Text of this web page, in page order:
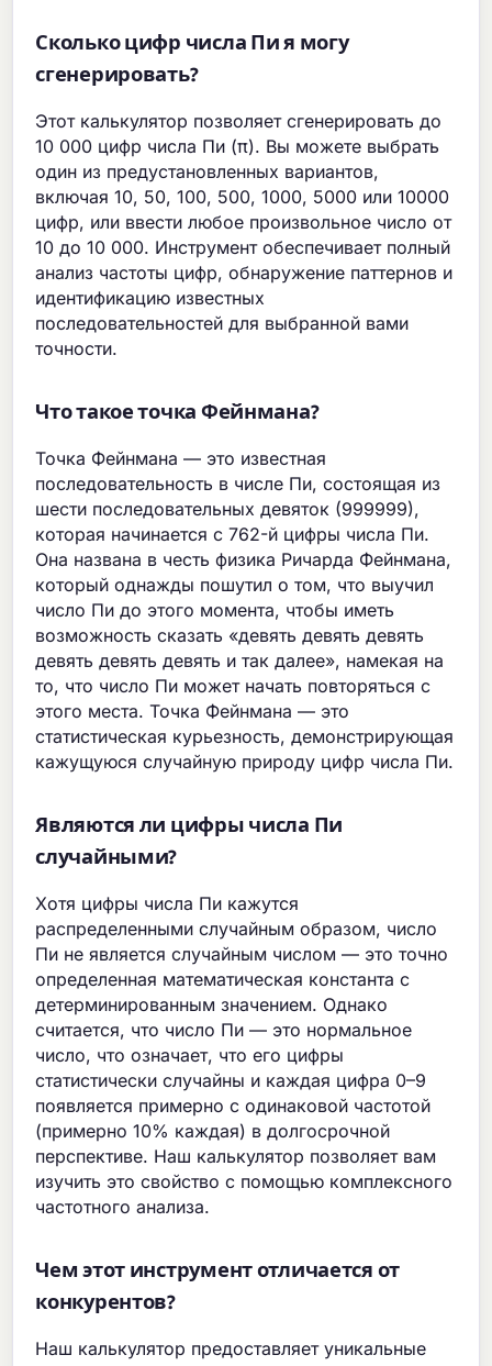
Сколько цифр числа Пи я могу
сгенерировать?
Этот калькулятор позволяет сгенерировать до
10 000 цифр числа Пи (π). Вы можете выбрать
один из предустановленных вариантов,
включая 10, 50, 100, 500, 1000, 5000 или 10000
цифр, или ввести любое произвольное число от
10 до 10 000. Инструмент обеспечивает полный
анализ частоты цифр, обнаружение паттернов и
идентификацию известных
последовательностей для выбранной вами
точности.
Что такое точка Фейнмана?
Точка Фейнмана — это известная
последовательность в числе Пи, состоящая из
шести последовательных девяток (999999),
которая начинается с 762-й цифры числа Пи.
Она названа в честь физика Ричарда Фейнмана,
который однажды пошутил о том, что выучил
число Пи до этого момента, чтобы иметь
возможность сказать «девять девять девять
девять девять девять и так далее», намекая на
то, что число Пи может начать повторяться с
этого места. Точка Фейнмана — это
статистическая курьезность, демонстрирующая
кажущуюся случайную природу цифр числа Пи.
Являются ли цифры числа Пи
случайными?
Хотя цифры числа Пи кажутся
распределенными случайным образом, число
Пи не является случайным числом — это точно
определенная математическая константа с
детерминированным значением. Однако
считается, что число Пи — это нормальное
число, что означает, что его цифры
статистически случайны и каждая цифра 0–9
появляется примерно с одинаковой частотой
(примерно 10% каждая) в долгосрочной
перспективе. Наш калькулятор позволяет вам
изучить это свойство с помощью комплексного
частотного анализа.
Чем этот инструмент отличается от
конкурентов?
Наш калькулятор предоставляет уникальные